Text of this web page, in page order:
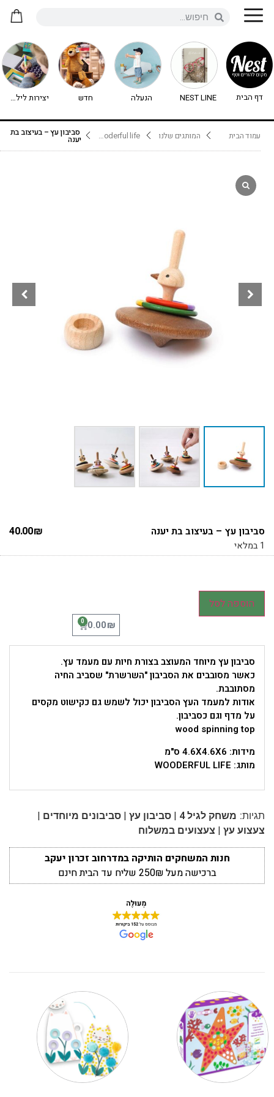
דף הבית NEST LINE הנעלה חדש יצירות לילדים - יצירה לילדים
עמוד הבית המותגים שלנו wooderful life סביבון עץ – בעיצוב בת
יענה
סביבון עץ – בעיצוב בת יענה 40.00₪
1 במלאי
הוספה לסל
0.00₪
0
סביבון עץ מיוחד המעוצב בצורת חיות עם מעמד עץ.
כאשר מסובבים את הסביבון "השרשרת" שסביב החיה
מסתובבת.
אודות למעמד העץ הסביבון יכול לשמש גם כקישוט מקסים
על מדף וגם כסביבון.
wood spinning top
מידות: 4.6X4.6X6 ס"מ
מותג: WOODERFUL LIFE
תגיות: משחק לגיל 4 | סביבון עץ | סביבונים מיוחדים |
צעצוע עץ | צעצועים במשלוח
חנות המשחקים הותיקה במדרחוב זכרון יעקב
ברכישה מעל 250₪ שליח עד הבית חינם